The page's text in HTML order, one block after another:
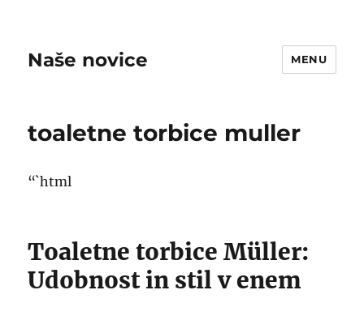
Naše novice MENU
toaletne torbice muller
“`html
Toaletne torbice Müller:
Udobnost in stil v enem